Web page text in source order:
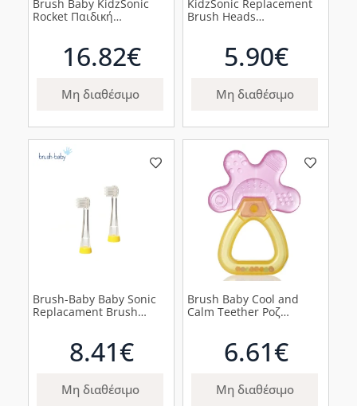
Brush Baby KidzSonic
Rocket Παιδική
16.82€
Μη διαθέσιμο
KidzSonic Replacement
Brush Heads
5.90€
Μη διαθέσιμο
Brush-Baby Baby Sonic
Replacament Brush
8.41€
Μη διαθέσιμο
Brush Baby Cool and
Calm Teether Ροζ
Οδοντοφυΐα, 1τμχ
6.61€
Μη διαθέσιμο